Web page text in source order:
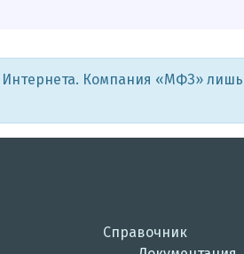
Интернета. Компания «МФЗ»
Справочник